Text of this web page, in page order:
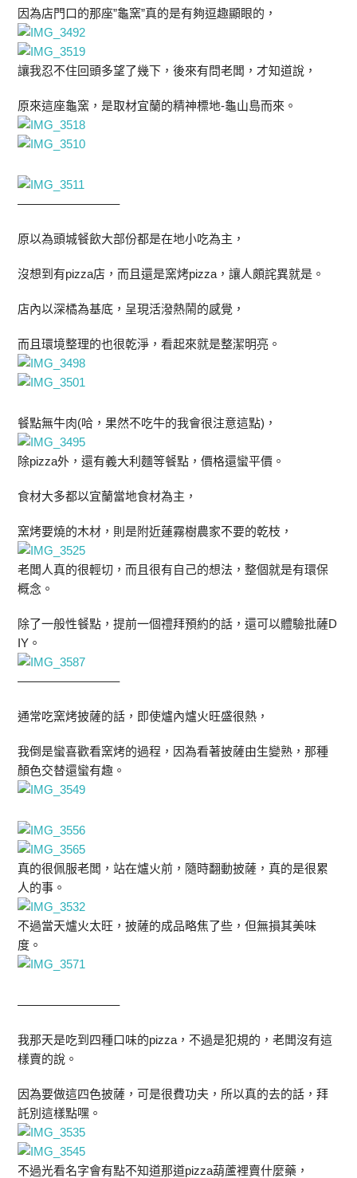
因為店門口的那座”龜窯”真的是有夠逗趣顯眼的，
讓我忍不住回頭多望了幾下，後來有問老闆，才知道說，
原來這座龜窯，是取材宜蘭的精神標地-龜山島而來。
————————–
原以為頭城餐飲大部份都是在地小吃為主，
沒想到有pizza店，而且還是窯烤pizza，讓人頗詫異就是。
店內以深橘為基底，呈現活潑熱鬧的感覺，
而且環境整理的也很乾淨，看起來就是整潔明亮。
餐點無牛肉(哈，果然不吃牛的我會很注意這點)，
除pizza外，還有義大利麵等餐點，價格還蠻平價。
食材大多都以宜蘭當地食材為主，
窯烤要燒的木材，則是附近蓮霧樹農家不要的乾枝，
老闆人真的很輕切，而且很有自己的想法，整個就是有環保
概念。
除了一般性餐點，提前一個禮拜預約的話，還可以體驗批薩D
IY。
————————–
通常吃窯烤披薩的話，即使爐內爐火旺盛很熱，
我倒是蠻喜歡看窯烤的過程，因為看著披薩由生變熟，那種
顏色交替還蠻有趣。
真的很佩服老闆，站在爐火前，隨時翻動披薩，真的是很累
人的事。
不過當天爐火太旺，披薩的成品略焦了些，但無損其美味
度。
————————–
我那天是吃到四種口味的pizza，不過是犯規的，老闆沒有這
樣賣的說。
因為要做這四色披薩，可是很費功夫，所以真的去的話，拜
託別這樣點嘿。
不過光看名字會有點不知道那道pizza葫蘆裡賣什麼藥，